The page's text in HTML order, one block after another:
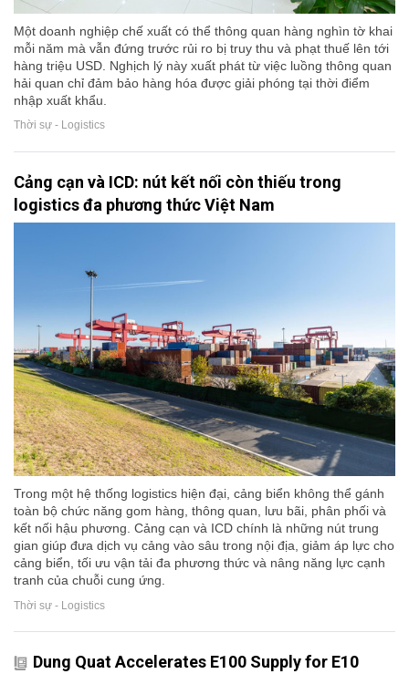
Một doanh nghiệp chế xuất có thể thông quan hàng nghìn tờ khai
mỗi năm mà vẫn đứng trước rủi ro bị truy thu và phạt thuế lên tới
hàng triệu USD. Nghịch lý này xuất phát từ việc luồng thông quan
hải quan chỉ đảm bảo hàng hóa được giải phóng tại thời điểm
nhập xuất khẩu.
Thời sự - Logistics
Cảng cạn và ICD: nút kết nối còn thiếu trong
logistics đa phương thức Việt Nam
Trong một hệ thống logistics hiện đại, cảng biển không thể gánh
toàn bộ chức năng gom hàng, thông quan, lưu bãi, phân phối và
kết nối hậu phương. Cảng cạn và ICD chính là những nút trung
gian giúp đưa dịch vụ cảng vào sâu trong nội địa, giảm áp lực cho
cảng biển, tối ưu vận tải đa phương thức và nâng năng lực cạnh
tranh của chuỗi cung ứng.
Thời sự - Logistics
Dung Quat Accelerates E100 Supply for E10